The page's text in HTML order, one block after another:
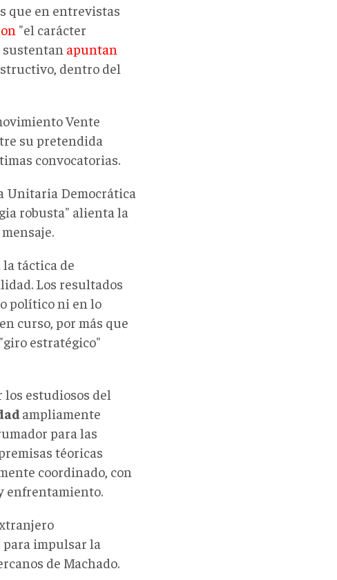
que en entrevistas
"el carácter
sustentan apuntan
dentro del
Vente
su pretendida
convocatorias.
Unitaria Democrática
robusta" alienta la
táctica de
Los resultados
político ni en lo
curso, por más que
estratégico"
estudiosos del
ampliamente
para las
téoricas
coordinado, con
enfrentamiento.
impulsar la
de Machado.